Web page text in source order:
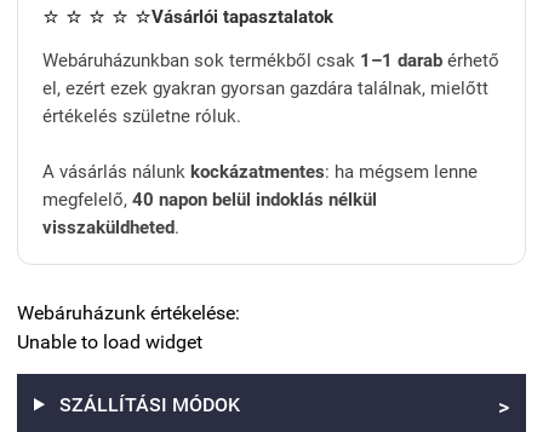
⭐ ⭐ ⭐ ⭐ ⭐Vásárlói tapasztalatok
Webáruházunkban sok termékből csak 1–1 darab érhető
el, ezért ezek gyakran gyorsan gazdára találnak, mielőtt
értékelés születne róluk.
A vásárlás nálunk kockázatmentes: ha mégsem lenne
megfelelő, 40 napon belül indoklás nélkül
visszaküldheted.
Webáruházunk értékelése:
Unable to load widget
SZÁLLÍTÁSI MÓDOK >